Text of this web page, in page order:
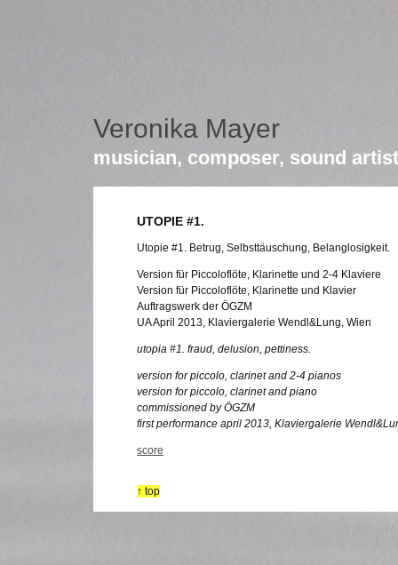
Veronika Mayer
musician, composer, sound artist
UTOPIE #1.
Utopie #1. Betrug, Selbsttäuschung, Belanglosigkeit.
Version für Piccoloflöte, Klarinette und 2-4 Klaviere
Version für Piccoloflöte, Klarinette und Klavier
Auftragswerk der ÖGZM
UA April 2013, Klaviergalerie Wendl&Lung, Wien
utopia #1. fraud, delusion, pettiness.
version for piccolo, clarinet and 2-4 pianos
version for piccolo, clarinet and piano
commissioned by ÖGZM
first performance april 2013, Klaviergalerie
score
↑ top